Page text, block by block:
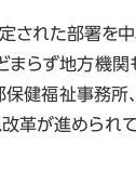
された部署を
まらず地方機
健福祉事務所
革が進められ